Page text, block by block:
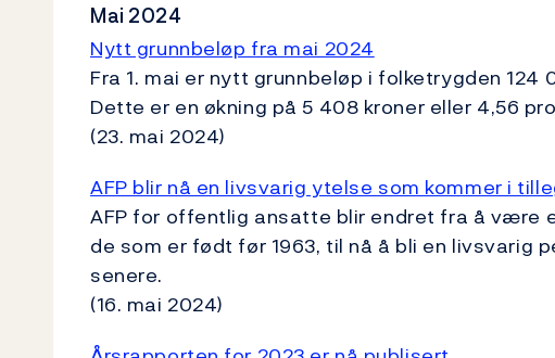
Mai 2024
Nytt grunnbeløp fra mai 2024
Fra 1. mai er nytt grunnbeløp i folketrygden 124
Dette er en økning på 5 408 kroner eller 4,56
(23. mai 2024)
AFP blir nå en livsvarig ytelse som kommer i
AFP for offentlig ansatte blir endret fra å være
de som er født før 1963, til nå å bli en livsvarig
senere.
(16. mai 2024)